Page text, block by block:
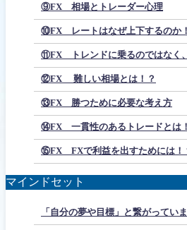
⑨FX 相場とトレーダー心理
⑩FX レートはなぜ上下するのか
⑪FX トレンドに乗るのではなく
⑫FX 難しい相場とは！？
⑬FX 勝つために必要な考え方
⑭FX 一貫性のあるトレードとは
⑮FX FXで利益を出すためには！
マインドセット
「自分の夢や目標」と繋がってい